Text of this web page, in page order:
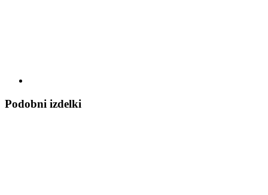
Podobni izdelki